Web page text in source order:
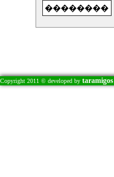
Copyright 2011 © developed by taramigos